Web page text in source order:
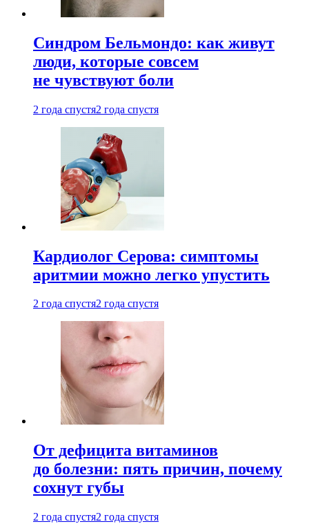
Синдром Бельмондо: как живут
люди, которые совсем
не чувствуют боли
2 года спустя2 года спустя
Кардиолог Серова: симптомы
аритмии можно легко упустить
2 года спустя2 года спустя
От дефицита витаминов
до болезни: пять причин, почему
сохнут губы
2 года спустя2 года спустя